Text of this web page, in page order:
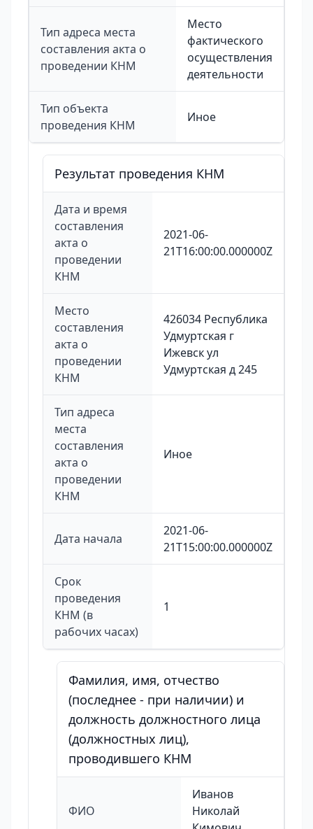
Тип адреса места
составления акта о
проведении КНМ
Место
фактического
осуществления
деятельности
Тип объекта
проведения КНМ
Иное
Результат проведения КНМ
Дата и время
составления
акта о
проведении
КНМ
2021-06-
21T16:00:00.000000Z
Место
составления
акта о
проведении
КНМ
426034 Республика
Удмуртская г
Ижевск ул
Удмуртская д 245
Тип адреса
места
составления
акта о
проведении
КНМ
Иное
Дата начала
2021-06-
21T15:00:00.000000Z
Срок
проведения
КНМ (в
рабочих часах)
1
Фамилия, имя, отчество
(последнее - при наличии) и
должность должностного лица
(должностных лиц),
проводившего КНМ
ФИО
Иванов
Николай